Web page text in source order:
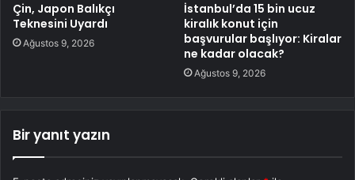
Çin, Japon Balıkçı
Teknesini Uyardı
Ağustos 9, 2026
İstanbul’da 15 bin ucuz
kiralık konut için
başvurular başlıyor: Kiralar
ne kadar olacak?
Ağustos 9, 2026
Bir yanıt yazın